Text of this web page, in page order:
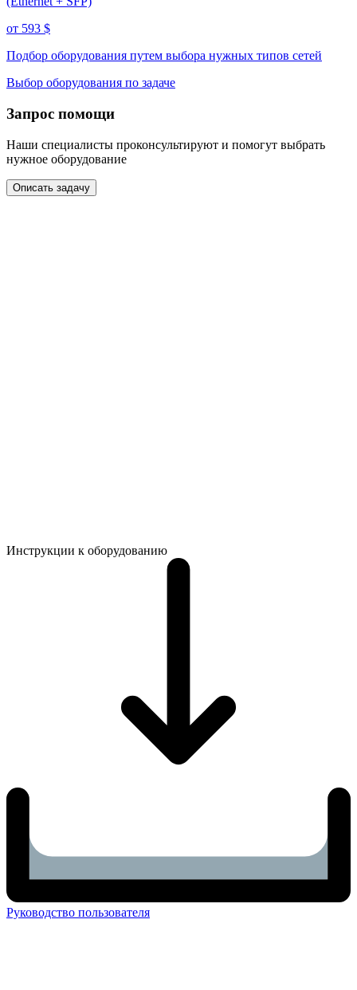
от 593 $
Подбор оборудования путем выбора нужных типов сетей
Выбор оборудования по задаче
Запрос помощи
Наши специалисты проконсультируют и помогут выбрать
нужное оборудование
Описать задачу
Инструкции к оборудованию
Руководство пользователя